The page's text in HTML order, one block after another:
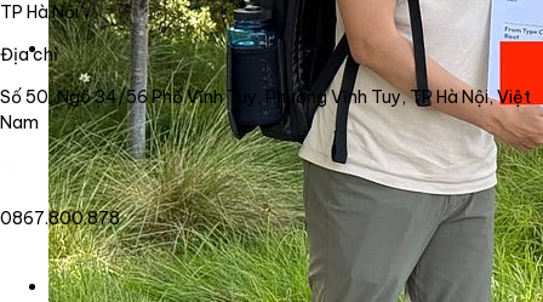
TP Hà Nội
Địa chỉ
Số 50, Ngõ 34/56 Phố Vĩnh Tuy, Phường Vĩnh Tuy, TP Hà Nội, Việt
Nam
0867.800.878